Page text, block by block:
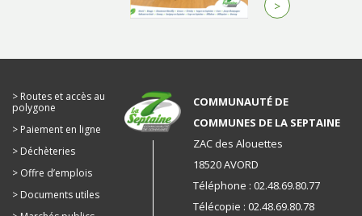
>
Routes et accès au
polygone
Paiement en ligne
Déchèteries
Offre d’emplois
Documents utiles
COMMUNAUTÉ DE
COMMUNES DE LA SEPTAINE
ZAC des Alouettes
18520 AVORD
Téléphone : 02.48.69.80.77
Télécopie : 02.48.69.80.78